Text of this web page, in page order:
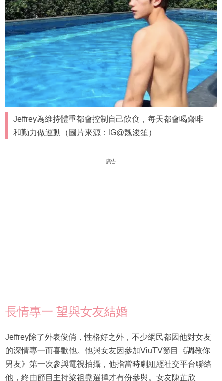
Jeffrey為維持體重都會控制自己飲食，每天都會喝齋啡
和勤力做運動（圖片來源：IG@魏浚笙）
廣告
長情專一 望與女友結婚
Jeffrey除了外表俊俏，性格好之外，不少網民都因他對女友
的深情專一而喜歡他。他與女友因參加ViuTV節目《調教你
男友》第一次參與電視拍攝，他指當時劇組經社交平台聯絡
他，終由節目主持梁祖堯選擇才有份參與。女友陳芷欣